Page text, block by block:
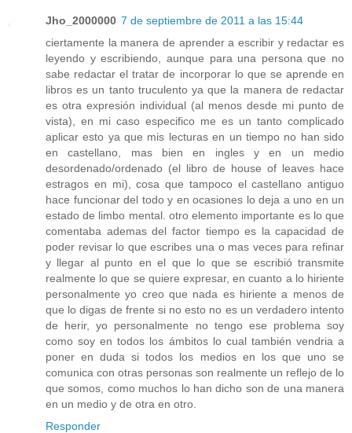
Jho_2000000 7 de septiembre de 2011 a las 15:44
ciertamente la manera de aprender a escribir y redactar es
leyendo y escribiendo, aunque para una persona que no
sabe redactar el tratar de incorporar lo que se aprende en
libros es un tanto truculento ya que la manera de redactar
es otra expresión individual (al menos desde mi punto de
vista), en mi caso especifico me es un tanto complicado
aplicar esto ya que mis lecturas en un tiempo no han sido
en castellano, mas bien en ingles y en un medio
desordenado/ordenado (el libro de house of leaves hace
estragos en mi), cosa que tampoco el castellano antiguo
hace funcionar del todo y en ocasiones lo deja a uno en un
estado de limbo mental. otro elemento importante es lo que
comentaba ademas del factor tiempo es la capacidad de
poder revisar lo que escribes una o mas veces para refinar
y llegar al punto en el que lo que se escribió transmite
realmente lo que se quiere expresar, en cuanto a lo hiriente
personalmente yo creo que nada es hiriente a menos de
que lo digas de frente si no esto no es un verdadero intento
de herir, yo personalmente no tengo ese problema soy
como soy en todos los ámbitos lo cual también vendria a
poner en duda si todos los medios en los que uno se
comunica con otras personas son realmente un reflejo de lo
que somos, como muchos lo han dicho son de una manera
en un medio y de otra en otro.
Responder